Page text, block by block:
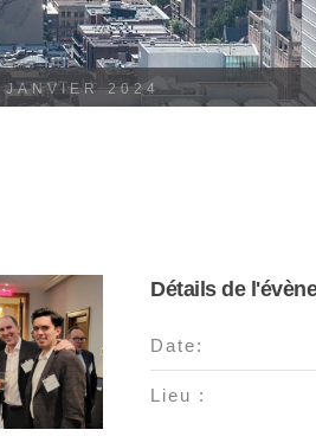
JANVIER 2024
Détails de
Date:
Lieu :